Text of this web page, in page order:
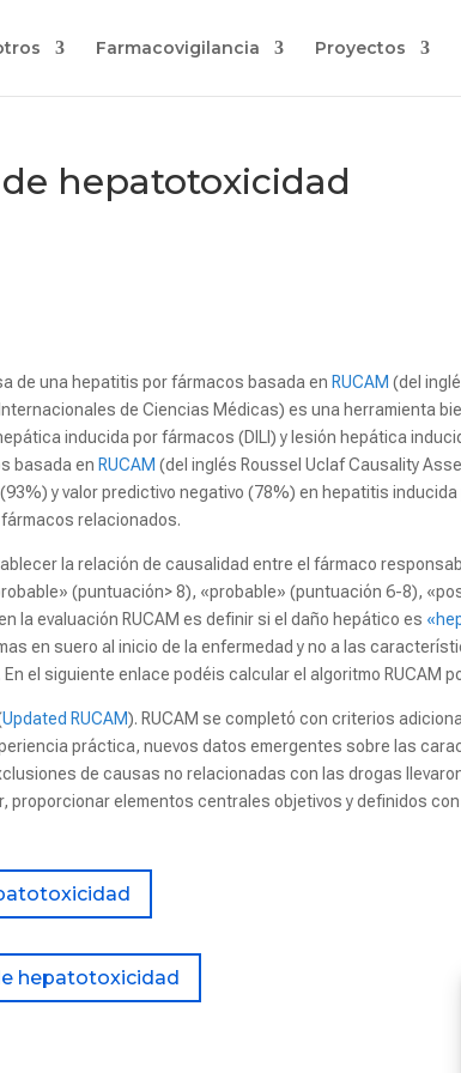
Farmacovigilancia Proyectos
hepatotoxicidad
de una hepatitis por fármacos basada en RUCAM (del
de Ciencias Médicas) es una herramienta
inducida por fármacos (DILI) y lesión hepática
basada en RUCAM (del inglés Roussel Uclaf Causality
y valor predictivo negativo (78%) en hepatitis
relacionados.
la relación de causalidad entre el fármaco
(puntuación> 8), «probable» (puntuación 6-8),
la evaluación RUCAM es definir si el daño hepático es
en suero al inicio de la enfermedad y no a las
. En el siguiente enlace podéis calcular el algoritmo RUCAM
Updated RUCAM). RUCAM se completó con criterios
práctica, nuevos datos emergentes sobre las
de causas no relacionadas con las drogas
proporcionar elementos centrales objetivos y definidos
hepatotoxicidad